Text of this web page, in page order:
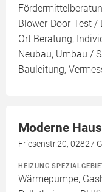
Blower-Door-Test /
Ort Beratung,
Neubau, Umbau /
Bauleitung,
Moderne
Friesenstr.20, 02827
HEIZUNG
Wärmepumpe,